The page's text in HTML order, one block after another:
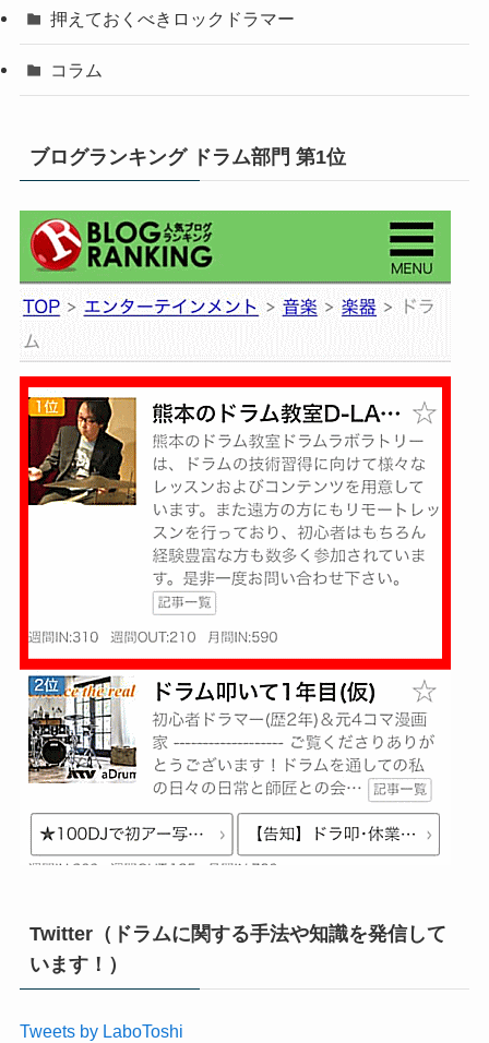
押えておくべきロックドラマー
コラム
ブログランキング ドラム部門 第1位
Twitter（ドラムに関する手法や知識を発信して
います！）
Tweets by LaboToshi